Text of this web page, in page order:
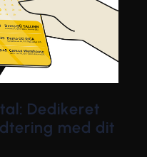
Dedikeret
med dit